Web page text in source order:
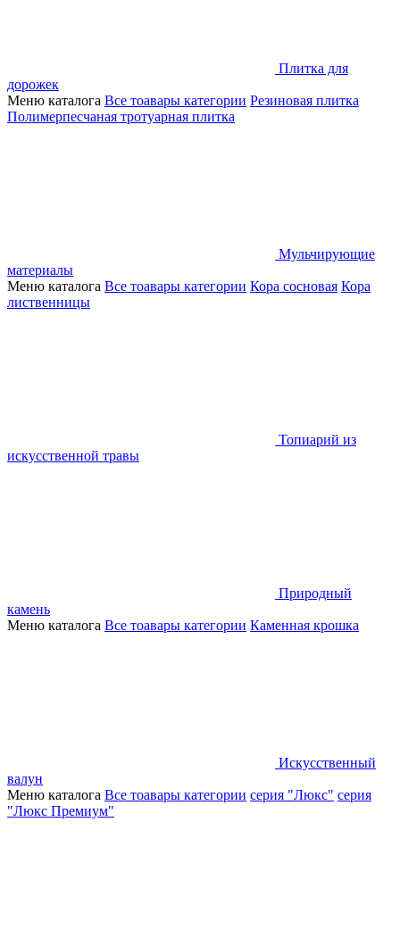
Плитка для
дорожек
Меню каталога Все тоавары категории Резиновая плитка
Полимерпесчаная тротуарная плитка
Мульчирующие
материалы
Меню каталога Все тоавары категории Кора сосновая Кора
лиственницы
Топиарий из
искусственной травы
Природный
камень
Меню каталога Все тоавары категории Каменная крошка
Искусственный
валун
Меню каталога Все тоавары категории серия "Люкс" серия
"Люкс Премиум"